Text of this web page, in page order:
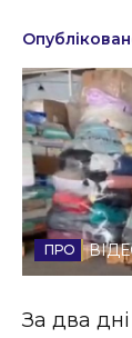
Політика
Соціум
Спорт
Стиль
За два